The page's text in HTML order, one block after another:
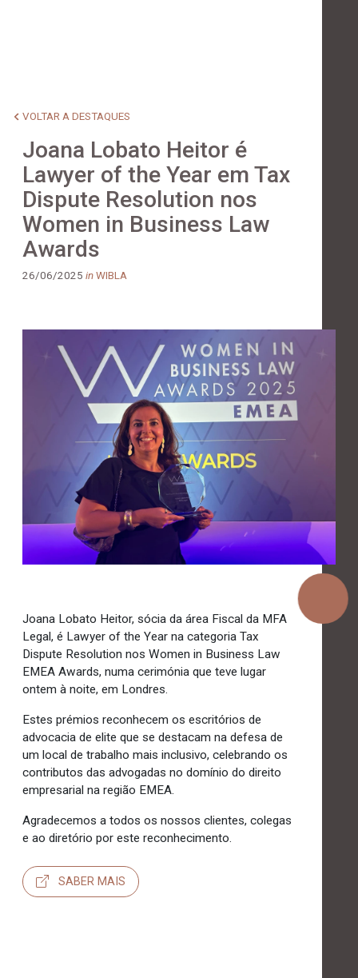
VOLTAR A DESTAQUES
Joana Lobato Heitor é
Lawyer of the Year em Tax
Dispute Resolution nos
Women in Business Law
Awards
26/06/2025 inWIBLA
Joana Lobato Heitor, sócia da área Fiscal da MFA
Legal, é Lawyer of the Year na categoria Tax
Dispute Resolution nos Women in Business Law
EMEA Awards, numa cerimónia que teve lugar
ontem à noite, em Londres.
Estes prémios reconhecem os escritórios de
advocacia de elite que se destacam na defesa de
um local de trabalho mais inclusivo, celebrando os
contributos das advogadas no domínio do direito
empresarial na região EMEA.
Agradecemos a todos os nossos clientes, colegas
e ao diretório por este reconhecimento.
SABER MAIS